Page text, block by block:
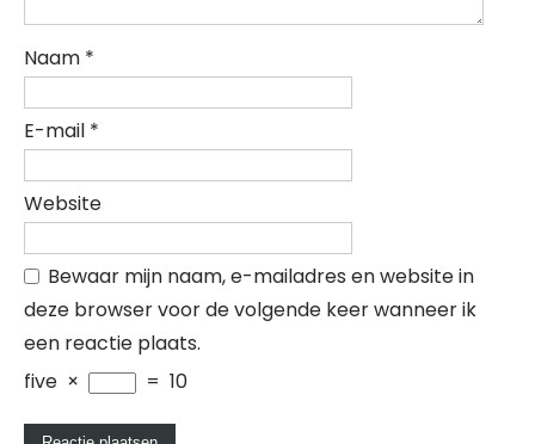
Naam *
E-mail *
Website
Bewaar mijn naam, e-mailadres en website in
deze browser voor de volgende keer wanneer ik
een reactie plaats.
five × = 10